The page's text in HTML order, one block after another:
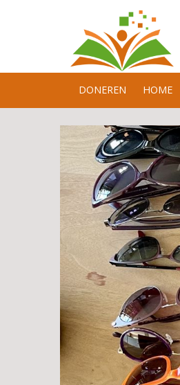
DONEREN HOME